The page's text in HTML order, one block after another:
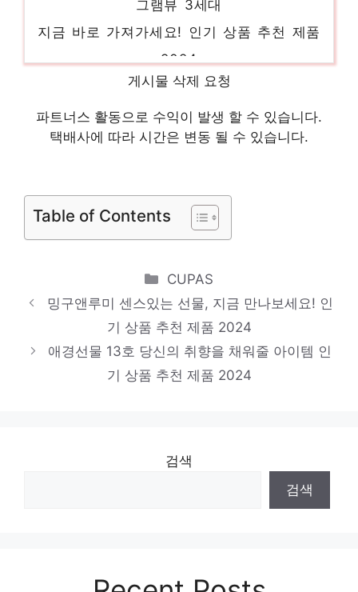
uag a34
제품 2024
품 2024
af-611
품 2024
핫 아이템, 주목해주세요! 인기 상품 추천 제
품 2024
게시물 삭제 요청
파트너스 활동으로 수익이 발생 할 수 있습니다.
택배사에 따라 시간은 변동 될 수 있습니다.
Table of Contents
Categories
CUPAS
밍구앤루미 센스있는 선물, 지금 만나보세요! 인
기 상품 추천 제품 2024
애경선물 13호 당신의 취향을 채워줄 아이템 인
기 상품 추천 제품 2024
검색
검색